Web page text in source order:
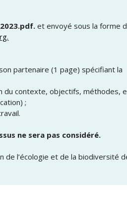
2023.pdf. et envoyé sous la forme
partenaire (1 page) spécifiant la
du contexte, objectifs, méthodes,
;
ne sera pas considéré.
de l’écologie et de la biodiversité